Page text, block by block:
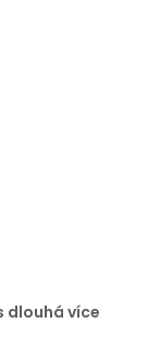
dlouhá více